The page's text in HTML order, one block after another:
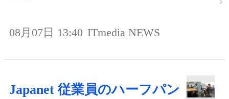
08月07日 13:40 ITmedia NEWS
Japanet 従業員のハーフパン